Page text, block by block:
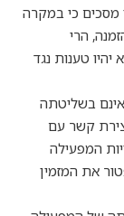
מסכים כי במקרה
הרי
טענות נגד
בשליטתה
קשר עם
המפעילה
את המזמין